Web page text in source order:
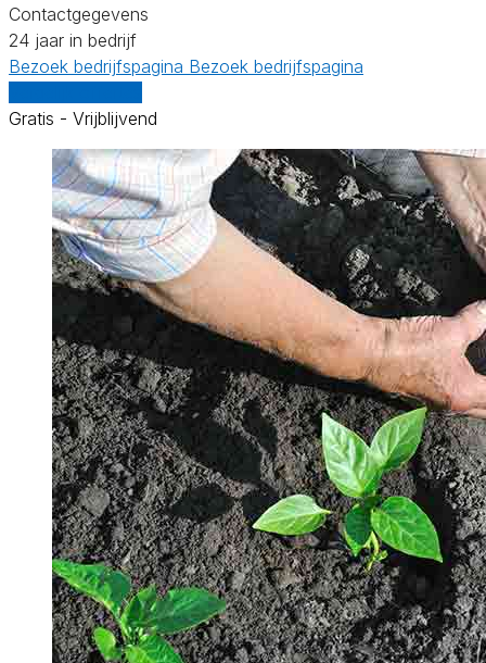
Contactgegevens
24 jaar in bedrijf
Bezoek bedrijfspagina Bezoek bedrijfspagina
Gratis - Vrijblijvend